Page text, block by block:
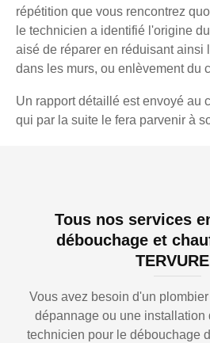
répétition que vous rencontrez
le technicien a identifié l'origine
aisé de réparer en réduisant ainsi
dans les murs, ou enlèvement du
Un rapport détaillé est envoyé au
qui par la suite le fera parvenir à
Tous nos services
débouchage et
Vous avez besoin d'un
dépannage ou une installation
technicien pour le débouchage